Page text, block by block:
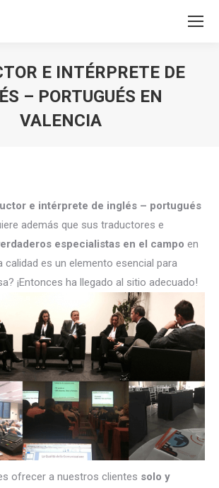
E INTÉRPRETE DE
– PORTUGUÉS EN
VALENCIA
e intérprete de inglés – portugués
además que sus traductores e
especialistas en el campo en
calidad es un elemento esencial para
¡Entonces ha llegado al sitio adecuado!
ofrecer a nuestros clientes solo y